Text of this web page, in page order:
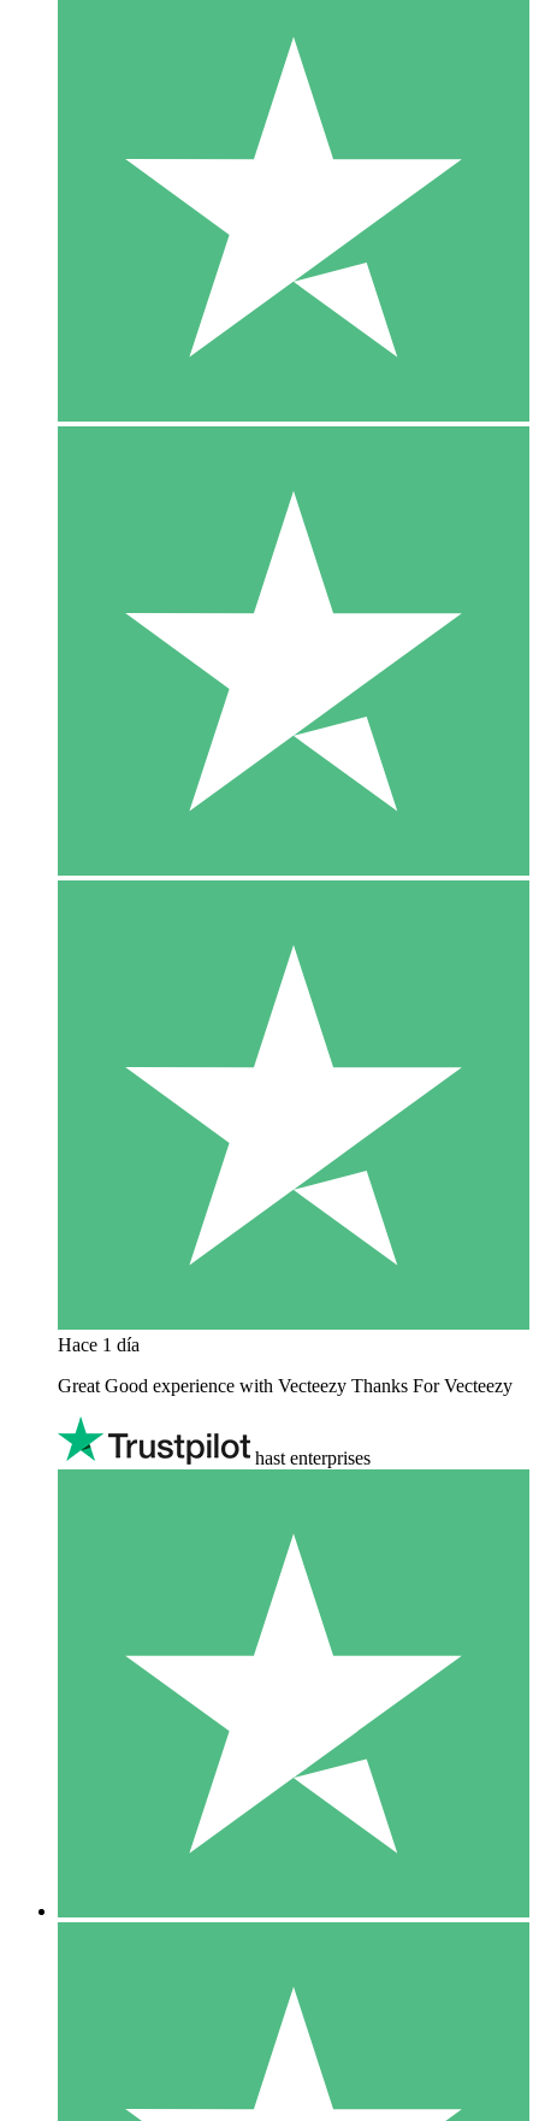
Hace 1 día
Great Good experience with Vecteezy Thanks For Vecteezy
hast enterprises